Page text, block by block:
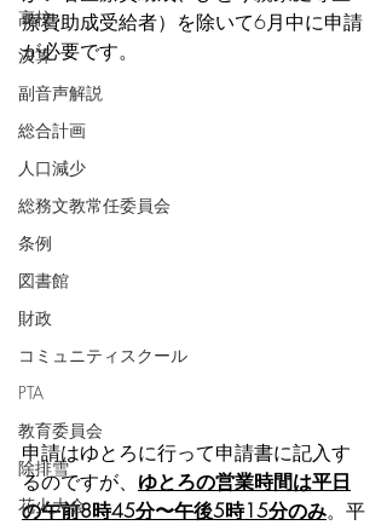
高校
決算
副音声解説
総合計画
人口減少
総務文教常任委員会
条例
図書館
財政
コミュニティスクール
PTA
教育委員会
除排雪
花火大会
療費助成受給者）を除いて6月中に申請
が必要です。
申請はゆとろに行って申請書に記入す
るのですが、 ゆとろの営業時間は平日
の午前8時45分〜午後5時15分のみ。平